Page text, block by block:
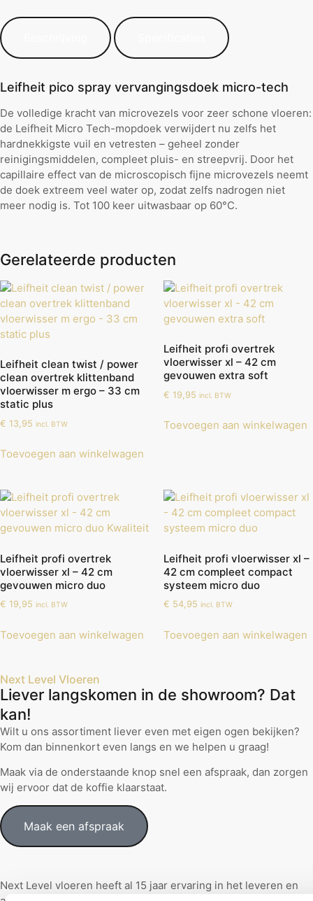
Leifheit pico spray vervangingsdoek micro-tech
De volledige kracht van microvezels voor zeer schone vloeren:
de Leifheit Micro Tech-mopdoek verwijdert nu zelfs het
hardnekkigste vuil en vetresten – geheel zonder
reinigingsmiddelen, compleet pluis- en streepvrij. Door het
capillaire effect van de microscopisch fijne microvezels neemt
de doek extreem veel water op, zodat zelfs nadrogen niet
meer nodig is. Tot 100 keer uitwasbaar op 60°C.
Gerelateerde producten
Leifheit clean twist / power
clean overtrek klittenband
vloerwisser m ergo – 33 cm
static plus
€ 13,95 incl. BTW
Toevoegen aan winkelwagen
Leifheit profi overtrek
vloerwisser xl – 42 cm
gevouwen extra soft
€ 19,95 incl. BTW
Toevoegen aan winkelwagen
Leifheit profi overtrek
vloerwisser xl – 42 cm
gevouwen micro duo
€ 19,95 incl. BTW
Toevoegen aan winkelwagen
Leifheit profi vloerwisser xl –
42 cm compleet compact
systeem micro duo
€ 54,95 incl. BTW
Toevoegen aan winkelwagen
Next Level Vloeren
Liever langskomen in de showroom? Dat
kan!
Wilt u ons assortiment liever even met eigen ogen bekijken?
Kom dan binnenkort even langs en we helpen u graag!
Maak via de onderstaande knop snel een afspraak, dan zorgen
wij ervoor dat de koffie klaarstaat.
Maak een afspraak
Next Level vloeren heeft al 15 jaar ervaring in het leveren en